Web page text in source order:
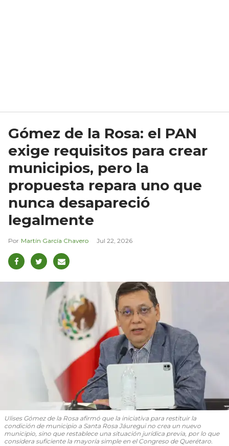
Gómez de la Rosa: el PAN
exige requisitos para crear
municipios, pero la
propuesta repara uno que
nunca desapareció
legalmente
Martín García Chavero Jul 22, 2026
Ulises Gómez de la Rosa afirmó que la iniciativa para restituir la
condición de municipio a Santa Rosa Jáuregui no crea un nuevo
municipio, sino que restablece una situación jurídica previa, por lo que
considera suficiente la mayoría simple en el Congreso de Querétaro.